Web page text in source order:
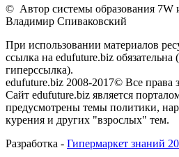
© Автор системы образования 7W
Владимир Спиваковский
При использовании материалов
ссылка на edufuture.biz обязательна
гиперссылка).
edufuture.biz 2008-2017© Все
Сайт edufuture.biz является
предусмотрены темы политики,
курения и других "взрослых" тем.
Разработка - Гипермаркет знаний